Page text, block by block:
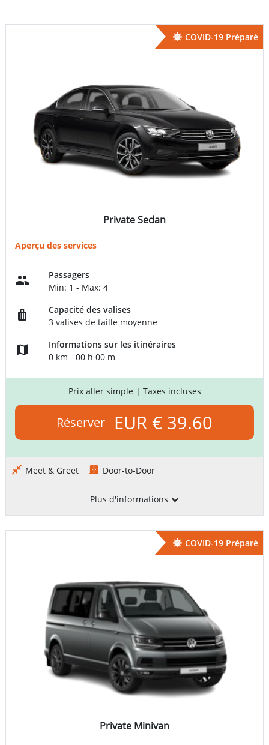
COVID-19 Préparé
Private Sedan
Aperçu des services
Passagers
Min: 1 - Max: 4
Capacité des valises
3 valises de taille moyenne
Informations sur les itinéraires
0 km - 00 h 00 m
Prix aller simple | Taxes incluses
Réserver EUR € 39.60
Meet & Greet Door-to-Door
Plus d'informations
COVID-19 Préparé
Private Minivan